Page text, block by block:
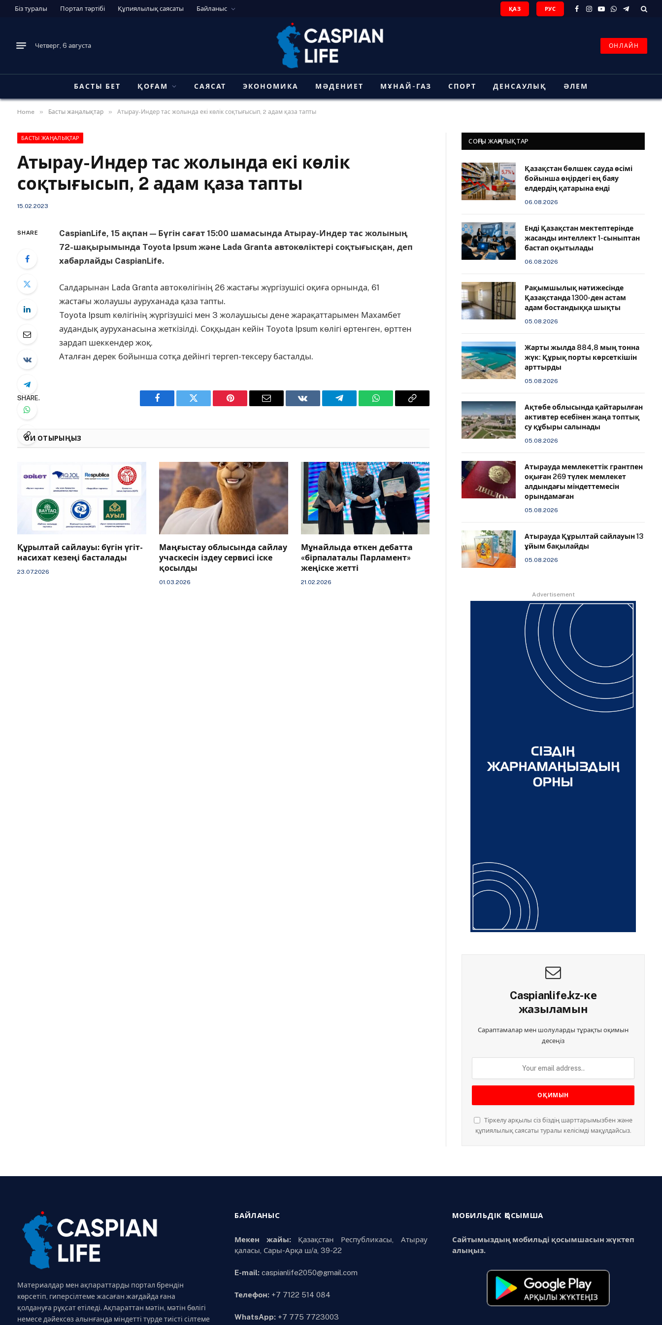
Біз туралы Портал тәртібі Құпиялылық саясаты Байланыс ҚАЗ РУС
Facebook
Instagram
YouTube
WhatsApp
Telegram
Четверг, 6 августа ОНЛАЙН
БАСТЫ БЕТ ҚОҒАМ САЯСАТ ЭКОНОМИКА МӘДЕНИЕТ МҰНАЙ-ГАЗ СПОРТ ДЕНСАУЛЫҚ ӘЛЕМ
Home » Басты жаңалықтар » Атырау-Индер тас жолында екі көлік соқтығысып, 2 адам қаза тапты
БАСТЫ ЖАҢАЛЫҚТАР
Атырау-Индер тас жолында екі көлік
соқтығысып, 2 адам қаза тапты
15.02.2023
SHARE
CaspianLife, 15 ақпан — Бүгін сағат 15:00 шамасында Атырау-Индер тас жолының
72-шақырымында Toyota Ipsum және Lada Grantа автокөліктері соқтығысқан, деп
хабарлайды CaspianLife.
Салдарынан Lada Granta автокөлігінің 26 жастағы жүргізушісі оқиға орнында, 61
жастағы жолаушы ауруханада қаза тапты.
Toyota Ipsum көлігінің жүргізушісі мен 3 жолаушысы дене жарақаттарымен Махамбет
аудандық ауруханасына жеткізілді. Соққыдан кейін Toyota Ipsum көлігі өртенген, өрттен
зардап шеккендер жоқ.
Аталған дерек бойынша сотқа дейінгі тергеп-тексеру басталды.
SHARE.
Facebook Twitter Pinterest Email VKontakteTelegram WhatsAppCopy
ОҚИ ОТЫРЫҢЫЗ
Құрылтай сайлауы: бүгін үгіт-
насихат кезеңі басталады
23.07.2026
Маңғыстау облысында сайлау
учаскесін іздеу сервисі іске
қосылды
01.03.2026
Мұнайлыда өткен дебатта
«бірпалаталы Парламент»
жеңіске жетті
21.02.2026
СОҢҒЫ ЖАҢАЛЫҚТАР
Қазақстан бөлшек сауда өсімі
бойынша өңірдегі ең баяу
елдердің қатарына енді
06.08.2026
️Енді Қазақстан мектептерінде
жасанды интеллект 1-сыныптан
бастап оқытылады
06.08.2026
Рақымшылық нәтижесінде
Қазақстанда 1300-ден астам
адам бостандыққа шықты
05.08.2026
Жарты жылда 884,8 мың тонна
жүк: Құрық порты көрсеткішін
арттырды
05.08.2026
Ақтөбе облысында қайтарылған
активтер есебінен жаңа топтық
су құбыры салынады
05.08.2026
Атырауда мемлекеттік грантпен
оқыған 269 түлек мемлекет
алдындағы міндеттемесін
орындамаған
05.08.2026
Атырауда Құрылтай сайлауын 13
ұйым бақылайды
05.08.2026
Advertisement
Caspianlife.kz-ке
жазыламын
Сараптамалар мен шолуларды тұрақты оқимын
десеңіз
Тіркелу арқылы сіз біздің шарттарымызбен және
құпиялылық саясаты туралы келісімді мақұлдайсыз.
Материалдар мен ақпараттарды портал брендін
көрсетіп, гиперсілтеме жасаған жағдайда ғана
қолдануға рұқсат етіледі. Ақпараттан мәтін, мәтін бөлігі
немесе дәйексөз алынғанда міндетті түрде тиісті сілтеме
БАЙЛАНЫС
Мекен жайы:Қазақстан Республикасы, Атырау
қаласы, Сары-Арқа ш/а, 39-22
E-mail: caspianlife2050@gmail.com
Телефон: +7 7122 514 084
WhatsApp: +7 775 7723003
МОБИЛЬДІК ҚОСЫМША
Сайтымыздың мобильді қосымшасын жүктеп
алыңыз.